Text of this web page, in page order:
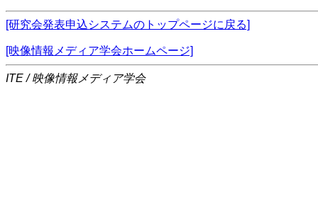
[研究会発表申込システムのトップページに戻る]
[映像情報メディア学会ホームページ]
ITE / 映像情報メディア学会